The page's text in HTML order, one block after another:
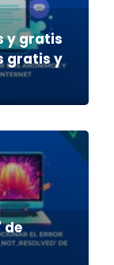
y gratis
gratis y
de